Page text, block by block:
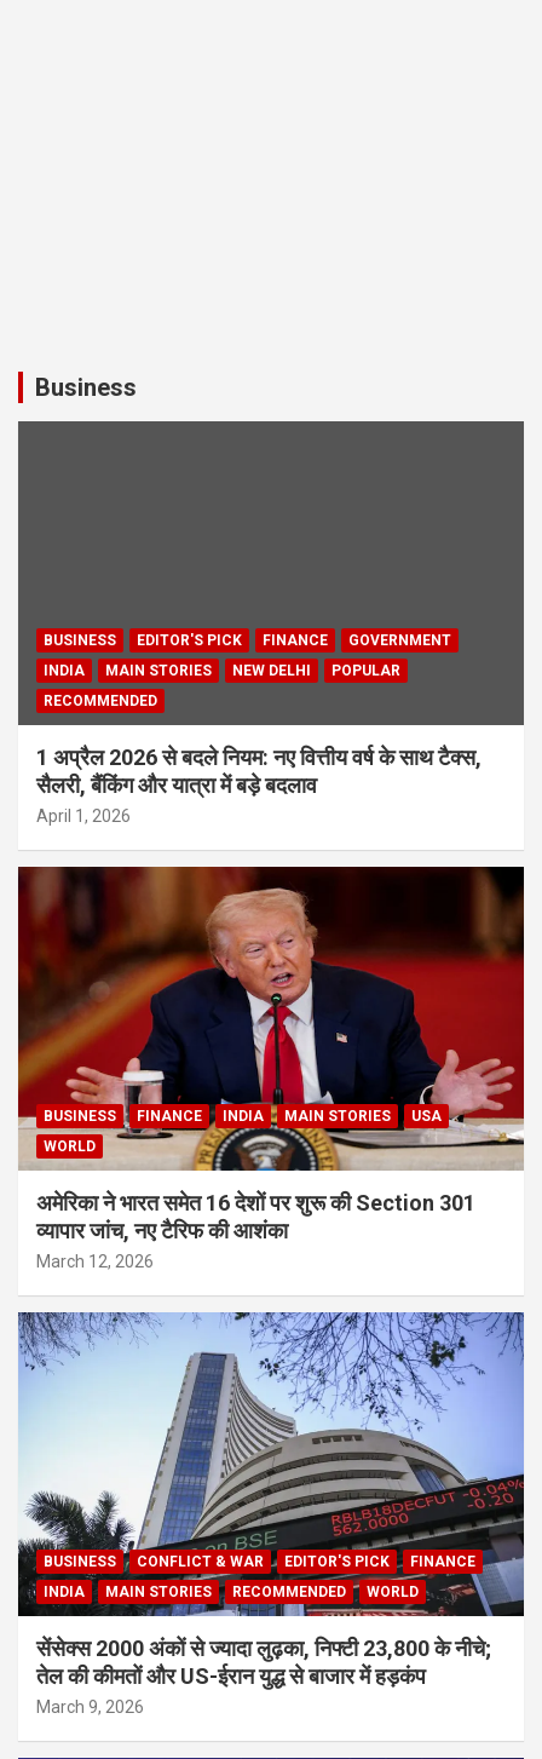
Business
BUSINESS EDITOR'S PICK FINANCE
GOVERNMENT
INDIA
MAIN STORIES NEW DELHI
POPULAR
RECOMMENDED
1 अप्रैल 2026 से बदले नियम: नए वित्तीय वर्ष के साथ टैक्स,
सैलरी, बैंकिंग और यात्रा में बड़े बदलाव
April 1, 2026
BUSINESS FINANCE INDIA MAIN STORIES
USA
WORLD
अमेरिका ने भारत समेत 16 देशों पर शुरू की Section 301
व्यापार जांच, नए टैरिफ की आशंका
March 12, 2026
BUSINESS CONFLICT & WAR EDITOR'S PICK
FINANCE
INDIA
MAIN STORIES RECOMMENDED WORLD
सेंसेक्स 2000 अंकों से ज्यादा लुढ़का, निफ्टी 23,800 के नीचे;
तेल की कीमतों और US-ईरान युद्ध से बाजार में हड़कंप
March 9, 2026